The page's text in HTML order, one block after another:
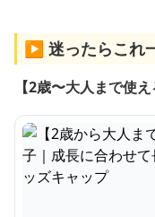
▶ 迷ったらこれ
【2歳〜大人まで使